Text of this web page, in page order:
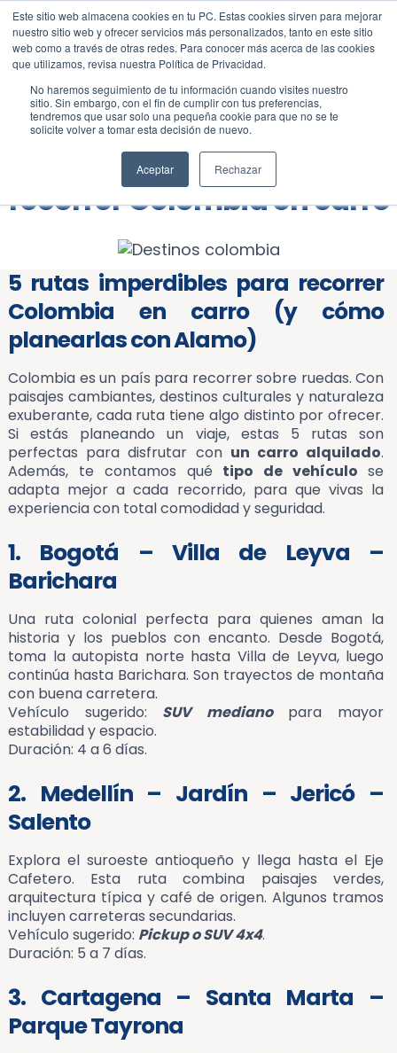
Este sitio web almacena cookies en tu PC. Estas cookies sirven para mejorar
nuestro sitio web y ofrecer servicios más personalizados, tanto en este sitio
web como a través de otras redes. Para conocer más acerca de las cookies
que utilizamos, revisa nuestra Política de Privacidad.
No haremos seguimiento de tu información cuando visites nuestro
sitio. Sin embargo, con el fin de cumplir con tus preferencias,
tendremos que usar solo una pequeña cookie para que no se te
solicite volver a tomar esta decisión de nuevo.
Aceptar Rechazar
Blog Todos
5 rutas imperdibles para
recorrer Colombia en carro
5 rutas imperdibles para recorrer
Colombia en carro (y cómo
planearlas con Alamo)
Colombia es un país para recorrer sobre ruedas. Con
paisajes cambiantes, destinos culturales y naturaleza
exuberante, cada ruta tiene algo distinto por ofrecer.
Si estás planeando un viaje, estas 5 rutas son
perfectas para disfrutar con un carro alquilado.
Además, te contamos qué tipo de vehículose
adapta mejor a cada recorrido, para que vivas la
experiencia con total comodidad y seguridad.
1. Bogotá – Villa de Leyva –
Barichara
Una ruta colonial perfecta para quienes aman la
historia y los pueblos con encanto. Desde Bogotá,
toma la autopista norte hasta Villa de Leyva, luego
continúa hasta Barichara. Son trayectos de montaña
con buena carretera.
Vehículo sugerido: SUV medianopara mayor
estabilidad y espacio.
Duración: 4 a 6 días.
2. Medellín – Jardín – Jericó –
Salento
Explora el suroeste antioqueño y llega hasta el Eje
Cafetero. Esta ruta combina paisajes verdes,
arquitectura típica y café de origen. Algunos tramos
incluyen carreteras secundarias.
Vehículo sugerido: Pickup o SUV 4x4.
Duración: 5 a 7 días.
3. Cartagena – Santa Marta –
Parque Tayrona